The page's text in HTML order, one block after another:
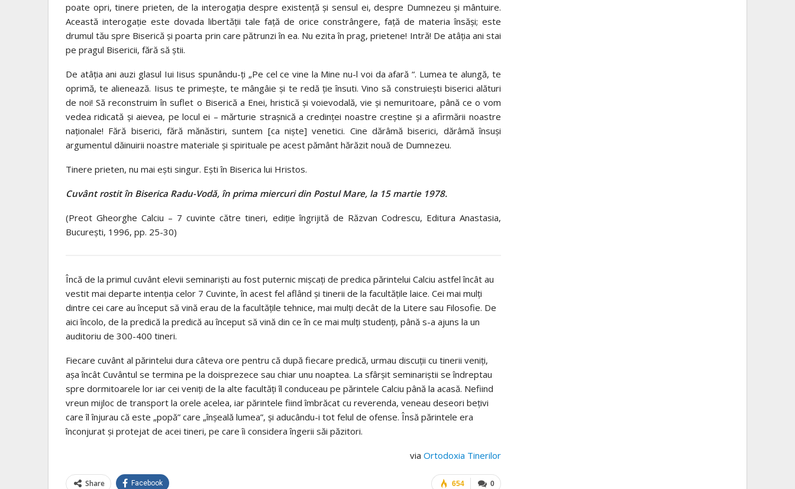
poate opri, tinere prieten, de la interogaţia despre existenţă şi sensul ei, despre Dumnezeu şi mântuire.
Această interogaţie este dovada libertăţii tale faţă de orice constrângere, faţă de materia însăşi; este
drumul tău spre Biserică şi poarta prin care pătrunzi în ea. Nu ezita în prag, prietene! Intră! De atâţia ani stai
pe pragul Bisericii, fără să ştii.
De atâţia ani auzi glasul Iui Iisus spunându-ţi „Pe cel ce vine la Mine nu-l voi da afară “. Lumea te alungă, te
oprimă, te alienează. Iisus te primeşte, te mângâie şi te redă ţie însuti. Vino să construieşti biserici alături
de noi! Să reconstruim în suflet o Biserică a Enei, hristică şi voievodală, vie şi nemuritoare, până ce o vom
vedea ridicată şi aievea, pe locul ei – mărturie straşnică a credinţei noastre creştine şi a afirmării noastre
naţionale! Fără biserici, fără mănăstiri, suntem [ca nişte] venetici. Cine dărâmă biserici, dărâmă însuşi
argumentul dăinuirii noastre materiale şi spirituale pe acest pământ hărăzit nouă de Dumnezeu.
Tinere prieten, nu mai eşti singur. Eşti în Biserica lui Hristos.
Cuvânt rostit în Biserica Radu-Vodă, în prima miercuri din Postul Mare, la 15 martie 1978.
(Preot Gheorghe Calciu – 7 cuvinte către tineri, ediție îngrijită de Răzvan Codrescu, Editura Anastasia,
București, 1996, pp. 25-30)
Încă de la primul cuvânt elevii seminariști au fost puternic mișcați de predica părintelui Calciu astfel încât au
vestit mai departe intenția celor 7 Cuvinte, în acest fel aflând și tinerii de la facultățile laice. Cei mai mulți
dintre cei care au început să vină erau de la facultățile tehnice, mai mulți decât de la Litere sau Filosofie. De
aici încolo, de la predică la predică au început să vină din ce în ce mai mulți studenți, până s-a ajuns la un
auditoriu de 300-400 tineri.
Fiecare cuvânt al părintelui dura câteva ore pentru că după fiecare predică, urmau discuții cu tinerii veniți,
așa încât Cuvântul se termina pe la doisprezece sau chiar unu noaptea. La sfârșit seminariștii se îndreptau
spre dormitoarele lor iar cei veniți de la alte facultăți îl conduceau pe părintele Calciu până la acasă. Nefiind
vreun mijloc de transport la orele acelea, iar părintele fiind îmbrăcat cu reverenda, veneau deseori bețivi
care îl înjurau că este „popă” care „înșeală lumea”, și aducându-i tot felul de ofense. Însă părintele era
înconjurat și protejat de acei tineri, pe care îi considera îngerii săi păzitori.
via Ortodoxia Tinerilor
0
654
Share Facebook